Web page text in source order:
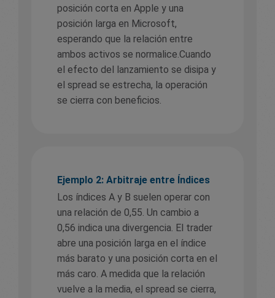
posición corta en Apple y una
posición larga en Microsoft,
esperando que la relación entre
ambos activos se normalice.Cuando
el efecto del lanzamiento se disipa y
el spread se estrecha, la operación
se cierra con beneficios.
Ejemplo 2: Arbitraje entre Índices
Los índices A y B suelen operar con
una relación de 0,55. Un cambio a
0,56 indica una divergencia. El trader
abre una posición larga en el índice
más barato y una posición corta en el
más caro. A medida que la relación
vuelve a la media, el spread se cierra,